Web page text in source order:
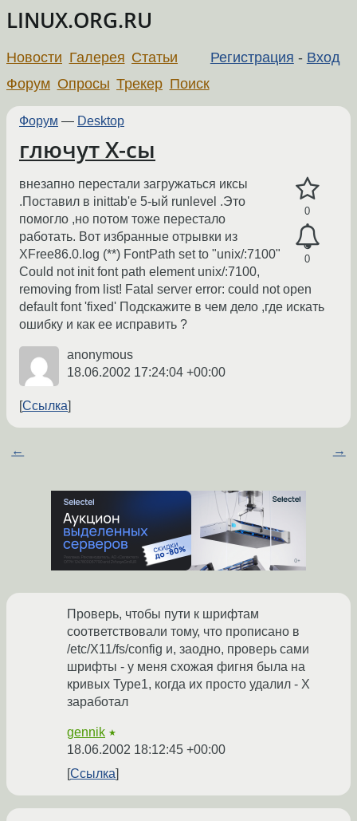
LINUX.ORG.RU
Регистрация - Вход
Новости Галерея Статьи
Форум Опросы Трекер Поиск
Форум — Desktop
глючут X-сы
0
0
внезапно перестали загружаться иксы
.Поставил в inittab'e 5-ый runlevel .Это
помогло ,но потом тоже перестало
работать. Вот избранные отрывки из
XFree86.0.log (**) FontPath set to "unix/:7100"
Could not init font path element unix/:7100,
removing from list! Fatal server error: could not open
default font 'fixed' Подскажите в чем дело ,где искать
ошибку и как ее исправить ?
anonymous
18.06.2002 17:24:04 +00:00
Ссылка
← →
Проверь, чтобы пути к шрифтам
соответствовали тому, что прописано в
/etc/X11/fs/config и, заодно, проверь сами
шрифты - у меня схожая фигня была на
кривых Type1, когда их просто удалил - X
заработал
gennik ★
18.06.2002 18:12:45 +00:00
Ссылка